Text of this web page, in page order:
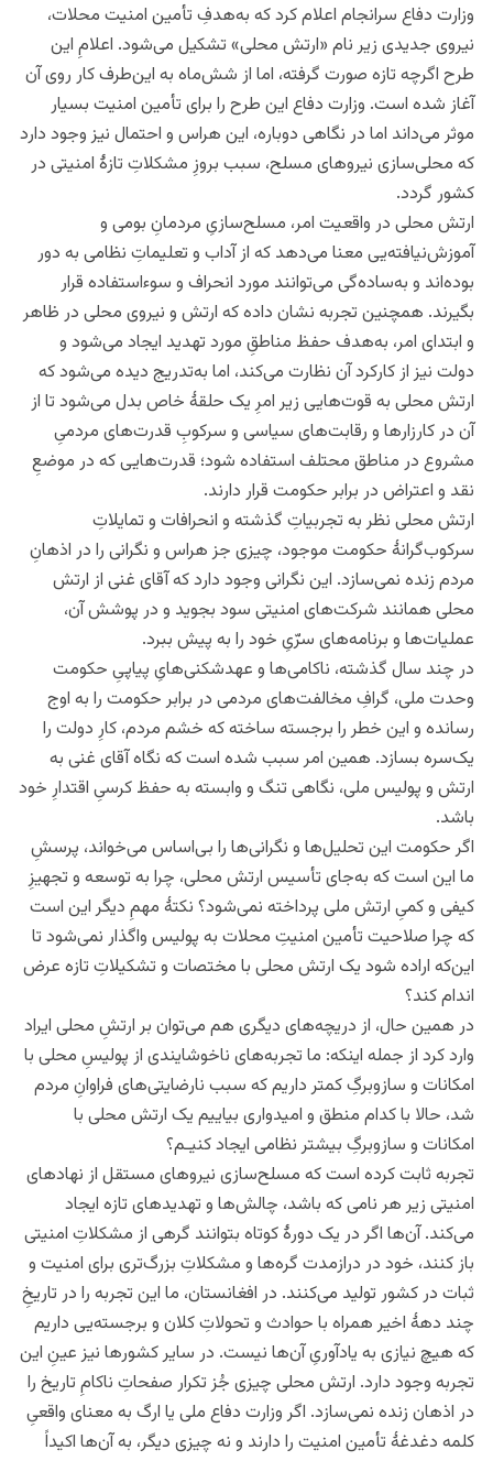
وزارت دفاع سرانجام اعلام کرد که به‌‌هدفِ تأمین امنیت محلات،
نیروی جدیدی زیر نام «ارتش محلی» تشکیل می‌شود. اعلامِ این
طرح اگرچه تازه صورت گرفته، اما از شش‌ماه به این‌طرف کار روی آن
آغاز شده است. وزارت دفاع این طرح را برای تأمین امنیت بسیار
موثر می‌داند اما در نگاهی دوباره، این هراس و احتمال نیز وجود دارد
که محلی‌سازی نیروهای مسلح، سبب بروزِ مشکلاتِ تازۀ امنیتی در
کشور گردد.
ارتش محلی در واقعیت امر، مسلح‌سازیِ مردمانِ بومی و
آموزش‌نیافته‌یی معنا می‌دهد‌ که از آداب و تعلیماتِ نظامی به دور
بوده‌اند و به‌ساده‌گی می‌توانند مورد انحراف و سوءاستفاده قرار
بگیرند. همچنین تجربه نشان داده که ارتش و نیروی محلی در ظاهر
و ابتدای امر، به‌هدف حفظ مناطقِ مورد تهدید ایجاد می‌شود و
دولت نیز از کارکرد آن نظارت می‌کند، اما به‌تدریج دیده می‌شود که
ارتش محلی به قوت‌هایی زیر امرِ یک حلقۀ خاص بدل می‌شود تا از
آن در کارزارها و رقابت‌های سیاسی و سرکوبِ قدرت‌های مردمیِ
مشروع در مناطق محتلف استفاده شود؛ قدرت‌هایی که در موضعِ
نقد و اعتراض در برابر حکومت قرار دارند.
ارتش محلی نظر به تجربیاتِ گذشته و انحرافات و تمایلاتِ
سرکوب‌گرانۀ حکومت موجود، چیزی جز هراس و نگرانی را در اذهانِ
مردم زنده نمی‌سازد. این نگرانی وجود دارد که آقای غنی از ارتش
محلی همانند شرکت‌های امنیتی سود بجوید و در پوشش آن‌،
عملیات‌ها و برنامه‌های سرّیِ خود را به پیش ببرد.
در چند سال گذشته، ناکامی‌ها و عهدشکنی‌هایِ پیاپیِ حکومت
وحدت ملی، گرافِ مخالفت‌های مردمی در برابر حکومت را به اوج
رسانده و این خطر را برجسته ساخته که خشم مردم، کارِ دولت را
یک‌سره بسازد. همین امر سبب شده است که نگاه آقای غنی به
ارتش و پولیس ملی، نگاهی تنگ و وابسته به حفظ کرسیِ اقتدارِ خود
باشد.
اگر حکومت این تحلیل‌ها و نگرانی‌ها را بی‌اساس می‌خواند، پرسشِ
ما این است که به‌جای تأسیس ارتش محلی، چرا به توسعه و تجهیزِ
کیفی و کمیِ ارتش ملی پرداخته نمی‌شود؟ نکتۀ مهمِ دیگر این است
که چرا صلاحیت تأمین امنیتِ محلات به پولیس واگذار نمی‌شود تا
این‌که اراده شود یک ارتش محلی با مختصات و تشکیلاتِ تازه عرض
اندام کند؟
در همین حال، از دریچه‌های دیگری هم می‌توان بر ارتشِ محلی ایراد
وارد کرد از جمله این‎که: ما تجربه‌های ناخوشایندی از پولیسِ محلی با
امکانات و سازوبرگِ کمتر داریم که سبب نارضایتی‌های فراوانِ مردم
شد، حالا با کدام منطق و امیدواری بیاییم یک ارتش محلی با
امکانات و سازوبرگِ بیشتر نظامی ایجاد کنیـم؟
‌تجربه ثابت کرده است که مسلح‌سازی نیروهای مستقل از نهادهای
امنیتی زیر هر نامی که باشد، چالش‌ها و تهدیدهای تازه ایجاد
می‌کند. آن‌ها اگر در یک دورۀ کوتاه بتوانند گرهی از مشکلاتِ امنیتی
باز کنند، خود در درازمدت گره‌ها و مشکلاتِ بزرگ‌تری برای امنیت و
ثبات در کشور تولید می‌کنند. در افغانستان، ما این تجربه را در تاریخِ
چند دهۀ اخیر همراه با حوادث و تحولاتِ کلان و برجسته‌یی داریم
که هیچ نیازی به یادآوریِ آن‌ها نیست. در سایر کشورها نیز عینِ این
تجربه وجود دارد. ارتش محلی چیزی جُز تکرار صفحاتِ ناکامِ تاریخ را
در اذهان زنده نمی‌سازد. اگر وزارت دفاع ملی یا ارگ به معنای واقعیِ
کلمه دغدغۀ تأمین امنیت را دارند و نه چیزی دیگر، به آن‌ها اکیداً